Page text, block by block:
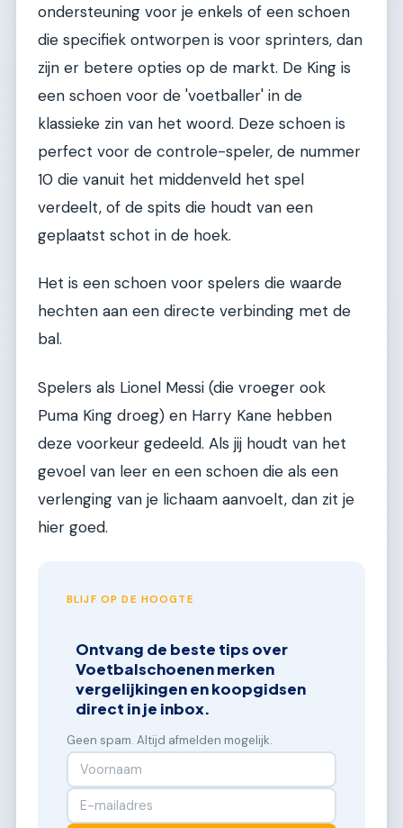
ondersteuning voor je enkels of een schoen
die specifiek ontworpen is voor sprinters, dan
zijn er betere opties op de markt. De King is
een schoen voor de 'voetballer' in de
klassieke zin van het woord. Deze schoen is
perfect voor de controle-speler, de nummer
10 die vanuit het middenveld het spel
verdeelt, of de spits die houdt van een
geplaatst schot in de hoek.
Het is een schoen voor spelers die waarde
hechten aan een directe verbinding met de
bal.
Spelers als Lionel Messi (die vroeger ook
Puma King droeg) en Harry Kane hebben
deze voorkeur gedeeld. Als jij houdt van het
gevoel van leer en een schoen die als een
verlenging van je lichaam aanvoelt, dan zit je
hier goed.
BLIJF OP DE HOOGTE
Ontvang de beste tips over
Voetbalschoenen merken
vergelijkingen en koopgidsen
direct in je inbox.
Geen spam. Altijd afmelden mogelijk.